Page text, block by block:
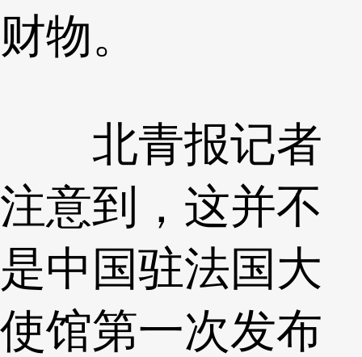
财物。
北青报记者
注意到，这并不
是中国驻法国大
使馆第一次发布